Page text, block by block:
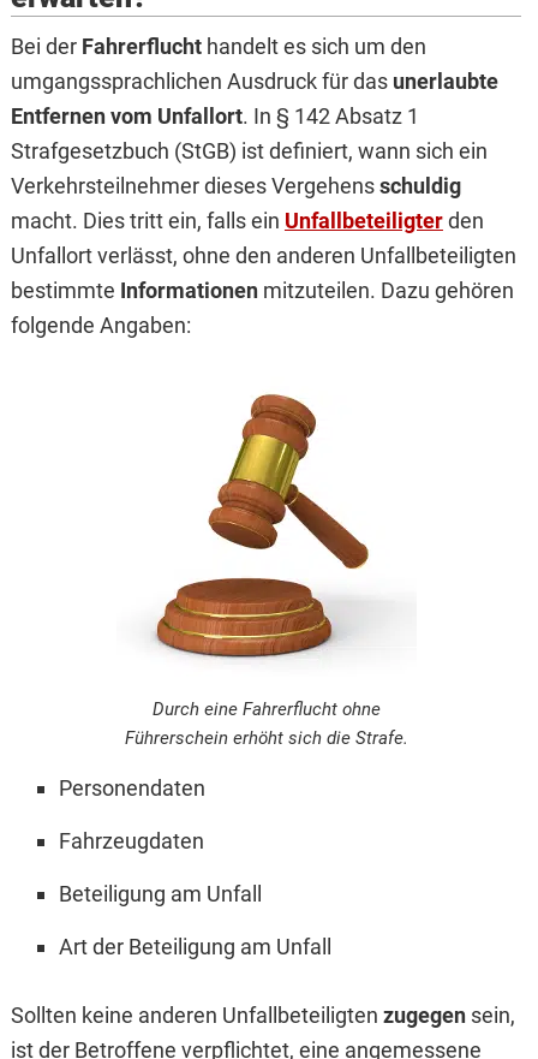
Bei der Fahrerfluchthandelt es sich um den
umgangssprachlichen Ausdruck für das unerlaubte
Entfernen vom Unfallort. In § 142 Absatz 1
Strafgesetzbuch (StGB) ist definiert, wann sich ein
Verkehrsteilnehmer dieses Vergehensschuldig
macht. Dies tritt ein, falls ein Unfallbeteiligterden
Unfallort verlässt, ohne den anderen Unfallbeteiligten
bestimmte Informationenmitzuteilen. Dazu gehören
folgende Angaben:
Durch eine Fahrerflucht ohne
Führerschein erhöht sich die Strafe.
Personendaten
Fahrzeugdaten
Beteiligung am Unfall
Art der Beteiligung am Unfall
Sollten keine anderen Unfallbeteiligten zugegensein,
ist der Betroffene verpflichtet, eine angemessene